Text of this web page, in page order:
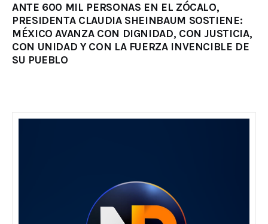
ANTE 600 MIL PERSONAS EN EL ZÓCALO,
PRESIDENTA CLAUDIA SHEINBAUM SOSTIENE:
MÉXICO AVANZA CON DIGNIDAD, CON JUSTICIA,
CON UNIDAD Y CON LA FUERZA INVENCIBLE DE
SU PUEBLO